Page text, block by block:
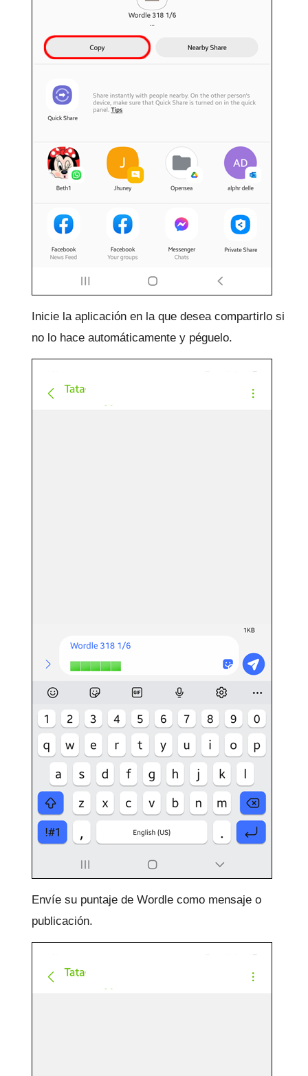
Inicie la aplicación en la que desea compartirlo si
no lo hace automáticamente y péguelo.
Envíe su puntaje de Wordle como mensaje o
publicación.